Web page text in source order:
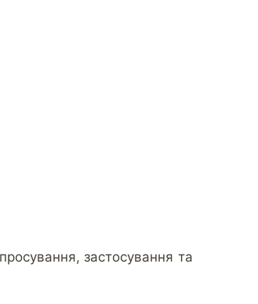
застосування та